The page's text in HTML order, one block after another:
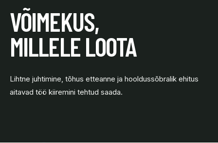
VÕIMEKUS,
MILLELE LOOTA
Lihtne juhtimine, tõhus etteanne ja hooldussõbralik ehitus
aitavad töö kiiremini tehtud saada.